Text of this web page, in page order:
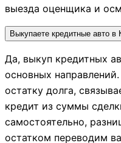
выезда оценщика и
Выкупаете кредитные авто в
Да, выкуп кредитных
основных
остатку долга,
кредит из суммы
самостоятельно,
остатком переводим